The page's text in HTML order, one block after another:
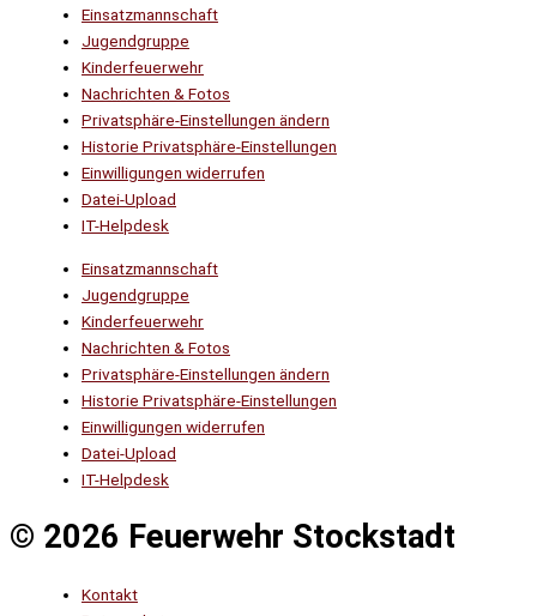
Einsatzmannschaft
Jugendgruppe
Kinderfeuerwehr
Nachrichten & Fotos
Privatsphäre-Einstellungen ändern
Historie Privatsphäre-Einstellungen
Einwilligungen widerrufen
Datei-Upload
IT-Helpdesk
Einsatzmannschaft
Jugendgruppe
Kinderfeuerwehr
Nachrichten & Fotos
Privatsphäre-Einstellungen ändern
Historie Privatsphäre-Einstellungen
Einwilligungen widerrufen
Datei-Upload
IT-Helpdesk
© 2026 Feuerwehr Stockstadt
Kontakt